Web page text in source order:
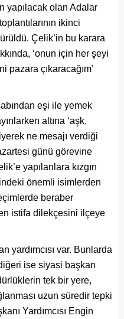
yapılacak olan Adalar
ikinci
Çelik’in bu karara
‘onun için her şeyi
pazara çıkaracağım’
eşi ile yemek
altına ‘aşk,
ne mesajı verdiği
günü görevine
yapılanlara kızgın
önemli isimlerden
beraber
istifa dilekçesini ilçeye
yardımcısı var. Bunlarda
ise siyasi başkan
tek bir yere,
uzun süredir tepki
Yardımcısı Engin